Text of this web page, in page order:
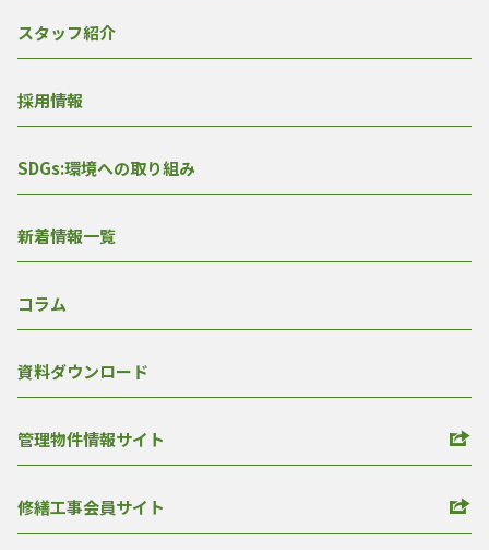
スタッフ紹介
採用情報
SDGs:環境への取り組み
新着情報一覧
コラム
資料ダウンロード
管理物件情報サイト
修繕工事会員サイト